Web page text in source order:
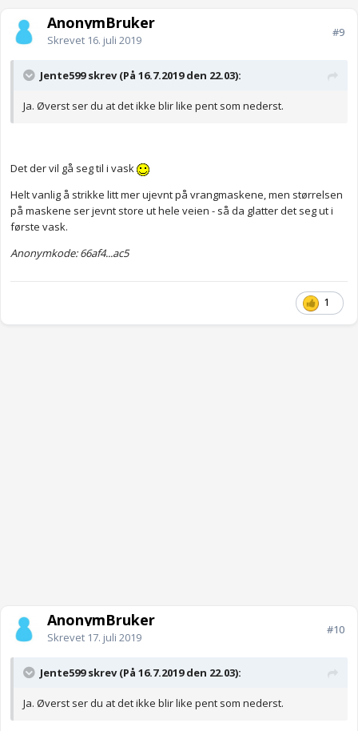
AnonymBruker
Skrevet 16. juli 2019
#9
Jente599 skrev (På 16.7.2019 den 22.03):
Ja. Øverst ser du at det ikke blir like pent som nederst.
Det der vil gå seg til i vask
Helt vanlig å strikke litt mer ujevnt på vrangmaskene, men størrelsen
på maskene ser jevnt store ut hele veien - så da glatter det seg ut i
første vask.
Anonymkode: 66af4...ac5
1
AnonymBruker
Skrevet 17. juli 2019
#10
Jente599 skrev (På 16.7.2019 den 22.03):
Ja. Øverst ser du at det ikke blir like pent som nederst.